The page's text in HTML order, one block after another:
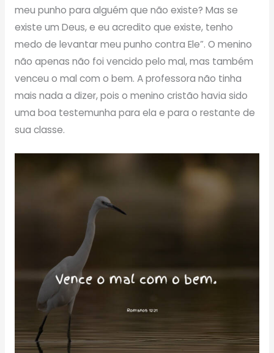
meu punho para alguém que não existe? Mas se
existe um Deus, e eu acredito que existe, tenho
medo de levantar meu punho contra Ele”. O menino
não apenas não foi vencido pelo mal, mas também
venceu o mal com o bem. A professora não tinha
mais nada a dizer, pois o menino cristão havia sido
uma boa testemunha para ela e para o restante de
sua classe.